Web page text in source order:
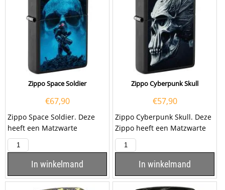
Zippo Space Soldier
€67,90
Zippo Space Soldier. Deze
heeft een Matzwarte
afwerking met op de
voorzijde een afbeelding
In winkelmand
Zippo Cyberpunk Skull
€57,90
Zippo Cyberpunk Skull. Deze
Zippo heeft een Matzwarte
afwerking met aan de
voorzijde een...
In winkelmand